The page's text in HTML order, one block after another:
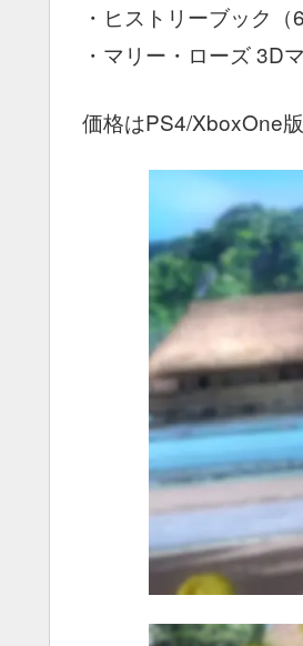
・ヒストリーブック（
・マリー・ローズ 3D
価格はPS4/XboxOne